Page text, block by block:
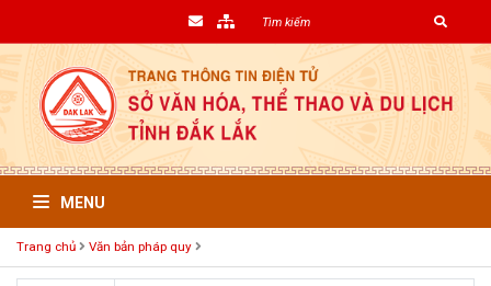
MENU
Trang chủ Văn bản pháp quy